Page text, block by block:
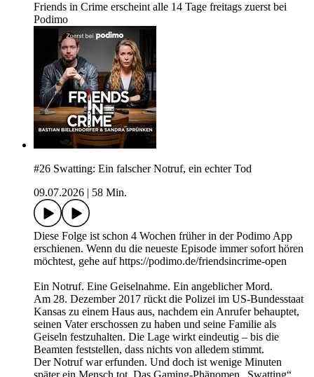
Friends in Crime erscheint alle 14 Tage freitags zuerst bei
Podimo
#26 Swatting: Ein falscher Notruf, ein echter Tod
09.07.2026
58 Min.
Diese Folge ist schon 4 Wochen früher in der Podimo App
erschienen. Wenn du die neueste Episode immer sofort hören
möchtest, gehe auf https://podimo.de/friendsincrime-open
Ein Notruf. Eine Geiselnahme. Ein angeblicher Mord.
Am 28. Dezember 2017 rückt die Polizei im US-Bundesstaat
Kansas zu einem Haus aus, nachdem ein Anrufer behauptet,
seinen Vater erschossen zu haben und seine Familie als
Geiseln festzuhalten. Die Lage wirkt eindeutig – bis die
Beamten feststellen, dass nichts von alledem stimmt.
Der Notruf war erfunden. Und doch ist wenige Minuten